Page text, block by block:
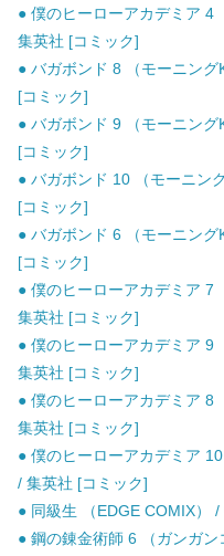
● 僕のヒーローアカデミア 4
集英社 [コミック]
● バガボンド 8 （モーニン
[コミック]
● バガボンド 9 （モーニン
[コミック]
● バガボンド 10 （モーニン
[コミック]
● バガボンド 6 （モーニン
[コミック]
● 僕のヒーローアカデミア 7
集英社 [コミック]
● 僕のヒーローアカデミア 9
集英社 [コミック]
● 僕のヒーローアカデミア 8
集英社 [コミック]
● 僕のヒーローアカデミア
/ 集英社 [コミック]
● 同級生 （EDGE COMIX）
● 鋼の錬金術師 6 （ガンガ